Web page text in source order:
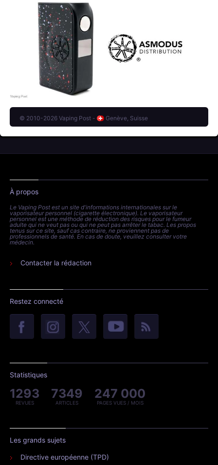
© 2010-2026 Vaping Post - Genève, Suisse
À propos
Le Vaping Post est un site d'informations internationales sur le
vaporisateur personnel (cigarette électronique). Le vaporisateur
personnel est une méthode de réduction des risques pour le fumeur
adulte qui ne veut pas ou qui ne peut pas arrêter le tabac. Les propos
tenus sur ce site, sauf cas contraire, ne proviennent pas de
professionnels de santé. En cas de doute, veuillez consulter votre
médecin.
Contacter la rédaction
Restez connecté
Statistiques
1293
REVUES
7349
ARTICLES
247 000
PAGES VUES / MOIS
Les grands sujets
Directive européenne (TPD)